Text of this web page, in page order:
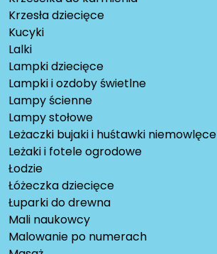
Krzesła dziecięce
Kucyki
Lalki
Lampki dziecięce
Lampki i ozdoby świetlne
Lampy ścienne
Lampy stołowe
Leżaczki bujaki i huśtawki niemowlęce
Leżaki i fotele ogrodowe
Łodzie
Łóżeczka dziecięce
Łuparki do drewna
Mali naukowcy
Malowanie po numerach